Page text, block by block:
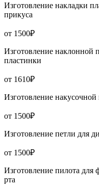
Изготовление накладки
прикуса
от 1500₽
Изготовление наклонной
пластинки
от 1610₽
Изготовление
от 1500₽
Изготовление петли для
от 1500₽
Изготовление пилота для
рта